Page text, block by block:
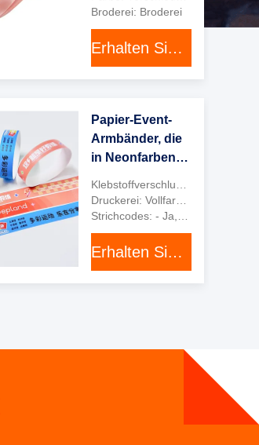
Veranstaltung
Armbänder
Broderei: Broderei
Erhalten Sie besten Preis
Papier-Event-
Armbänder, die
in Neonfarben
werden können
Erhalten Sie besten Preis